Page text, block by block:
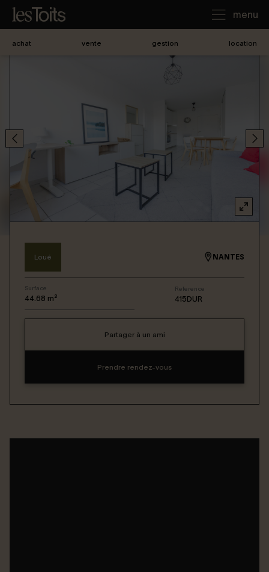
menu
Je vends
Notre agence
Connexion / Inscription
achat vente gestion location
Loué NANTES
Surface
44.68 m²
Reference
415DUR
Partager à un ami
Prendre rendez-vous